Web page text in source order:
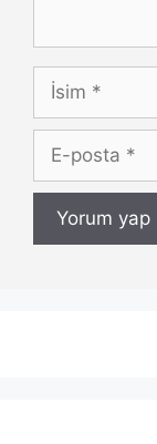
İsim
posta